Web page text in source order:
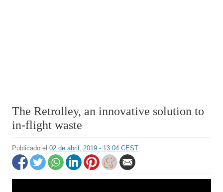
The Retrolley, an innovative solution to
in-flight waste
Publicado el 02 de abril, 2019 - 13:04 CEST